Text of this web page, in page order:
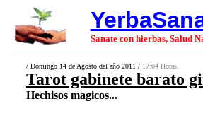
Sanate con hierbas, Salud
/ Domingo 14 de Agosto del año 2011 / 17:04 Horas.
Tarot gabinete barato
Hechisos magicos...